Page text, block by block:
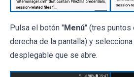
Pulsa el botón "Menú" (tres puntos
derecha de la pantalla) y selecciona
desplegable que se abre.